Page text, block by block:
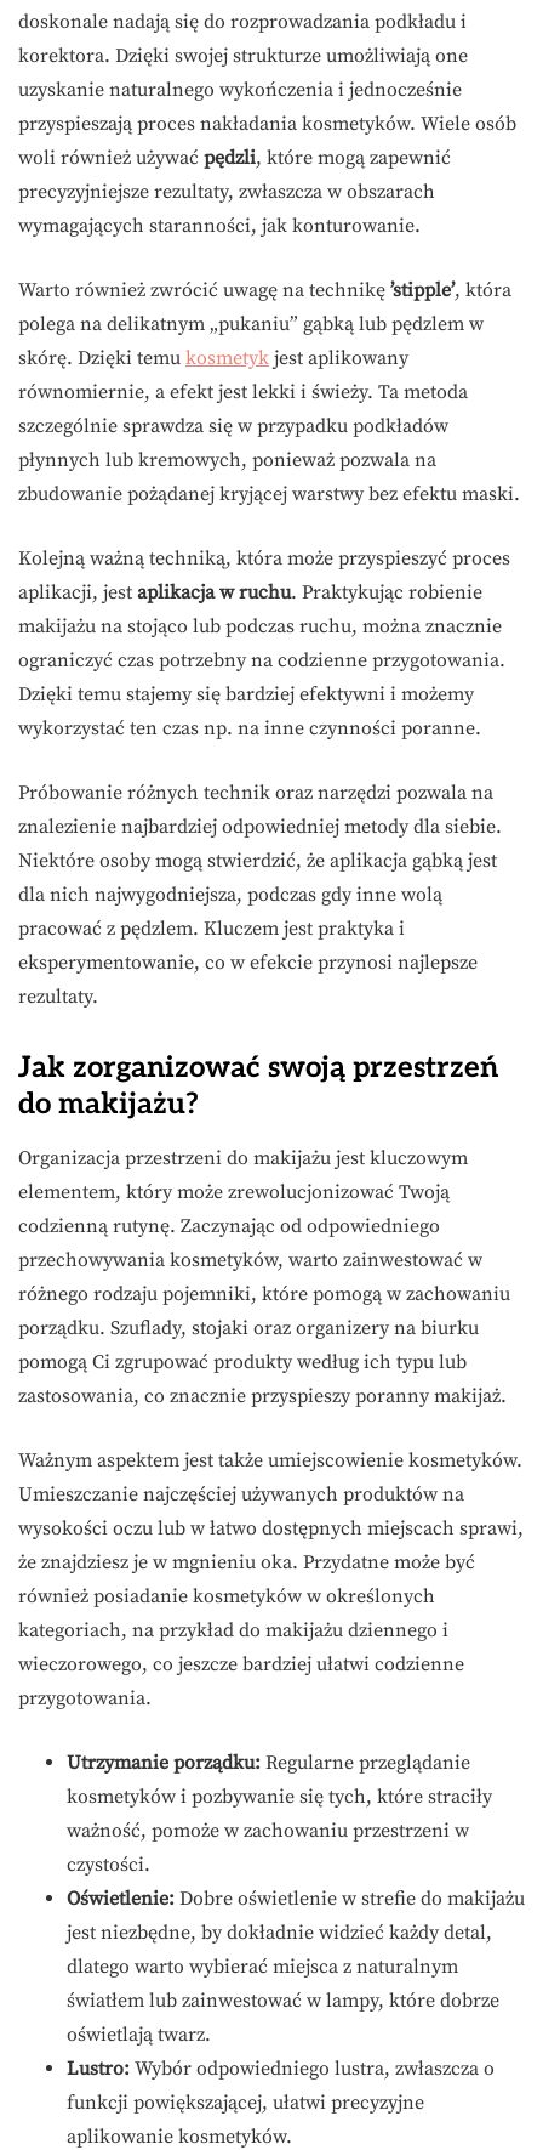
doskonale nadają się do rozprowadzania podkładu i
korektora. Dzięki swojej strukturze umożliwiają one
uzyskanie naturalnego wykończenia i jednocześnie
przyspieszają proces nakładania kosmetyków. Wiele osób
woli również używać pędzli, które mogą zapewnić
precyzyjniejsze rezultaty, zwłaszcza w obszarach
wymagających staranności, jak konturowanie.
Warto również zwrócić uwagę na technikę ’stipple’, która
polega na delikatnym „pukaniu” gąbką lub pędzlem w
skórę. Dzięki temu kosmetyk jest aplikowany
równomiernie, a efekt jest lekki i świeży. Ta metoda
szczególnie sprawdza się w przypadku podkładów
płynnych lub kremowych, ponieważ pozwala na
zbudowanie pożądanej kryjącej warstwy bez efektu maski.
Kolejną ważną techniką, która może przyspieszyć proces
aplikacji, jest aplikacja w ruchu. Praktykując robienie
makijażu na stojąco lub podczas ruchu, można znacznie
ograniczyć czas potrzebny na codzienne przygotowania.
Dzięki temu stajemy się bardziej efektywni i możemy
wykorzystać ten czas np. na inne czynności poranne.
Próbowanie różnych technik oraz narzędzi pozwala na
znalezienie najbardziej odpowiedniej metody dla siebie.
Niektóre osoby mogą stwierdzić, że aplikacja gąbką jest
dla nich najwygodniejsza, podczas gdy inne wolą
pracować z pędzlem. Kluczem jest praktyka i
eksperymentowanie, co w efekcie przynosi najlepsze
rezultaty.
Jak zorganizować swoją przestrzeń
do makijażu?
Organizacja przestrzeni do makijażu jest kluczowym
elementem, który może zrewolucjonizować Twoją
codzienną rutynę. Zaczynając od odpowiedniego
przechowywania kosmetyków, warto zainwestować w
różnego rodzaju pojemniki, które pomogą w zachowaniu
porządku. Szuflady, stojaki oraz organizery na biurku
pomogą Ci zgrupować produkty według ich typu lub
zastosowania, co znacznie przyspieszy poranny makijaż.
Ważnym aspektem jest także umiejscowienie kosmetyków.
Umieszczanie najczęściej używanych produktów na
wysokości oczu lub w łatwo dostępnych miejscach sprawi,
że znajdziesz je w mgnieniu oka. Przydatne może być
również posiadanie kosmetyków w określonych
kategoriach, na przykład do makijażu dziennego i
wieczorowego, co jeszcze bardziej ułatwi codzienne
przygotowania.
Utrzymanie porządku: Regularne przeglądanie
kosmetyków i pozbywanie się tych, które straciły
ważność, pomoże w zachowaniu przestrzeni w
czystości.
Oświetlenie: Dobre oświetlenie w strefie do makijażu
jest niezbędne, by dokładnie widzieć każdy detal,
dlatego warto wybierać miejsca z naturalnym
światłem lub zainwestować w lampy, które dobrze
oświetlają twarz.
Lustro: Wybór odpowiedniego lustra, zwłaszcza o
funkcji powiększającej, ułatwi precyzyjne
aplikowanie kosmetyków.